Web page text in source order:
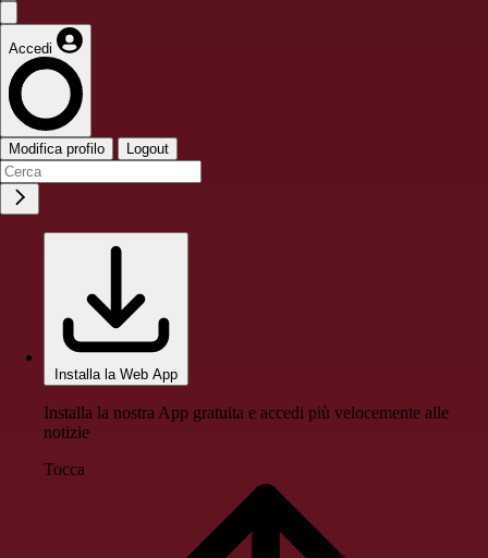
Accedi
Modifica profilo Logout
Installa la Web App
Installa la nostra App gratuita e accedi più velocemente alle
notizie
Tocca